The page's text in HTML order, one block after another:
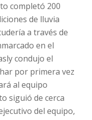
completó 200
de lluvia
a través de
en el
condujo el
por primera vez
al equipo
siguió de cerca
del equipo,